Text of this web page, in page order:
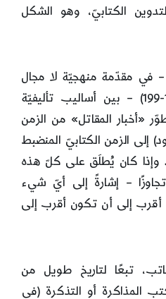
الكتابيّ، وهو الشكل
– في مقدّمة منهجيّة لا مجال
لذكرها هنا (الصفحات 197-199) – بين أساليب تأليفيّة
«أخبار المقاتل» من الزمن
إلى الزمن الكتابيّ المنضبط
وإذا كان يُطلَق على كلّ هذه
– إشارةً إلى أيّ شيء
إلى أن تكون أقرب إلى
تبعًا لتاريخ طويل من
المذاكرة أو التذكرة (في